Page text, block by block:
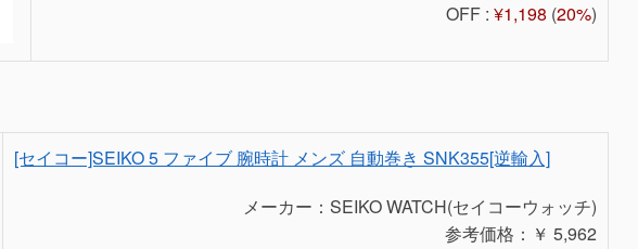
OFF : ¥1,198 (20%)
[セイコー]SEIKO 5 ファイブ 腕時計 メンズ 自動巻き SNK355[逆輸入]
メーカー：SEIKO WATCH(セイコーウォッチ)
参考価格：￥ 5,962